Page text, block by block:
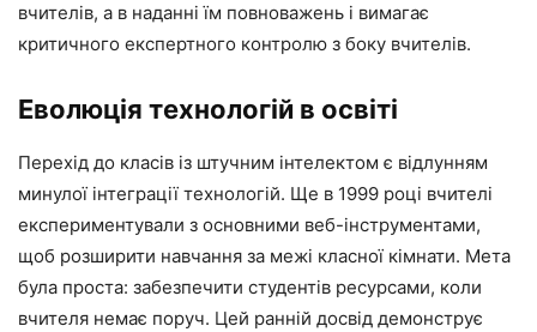
вчителів, а в наданні їм повноважень і вимагає
критичного експертного контролю з боку вчителів.
Еволюція технологій в освіті
Перехід до класів із штучним інтелектом є відлунням
минулої інтеграції технологій. Ще в 1999 році вчителі
експериментували з основними веб-інструментами,
щоб розширити навчання за межі класної кімнати. Мета
була проста: забезпечити студентів ресурсами, коли
вчителя немає поруч. Цей ранній досвід демонструє